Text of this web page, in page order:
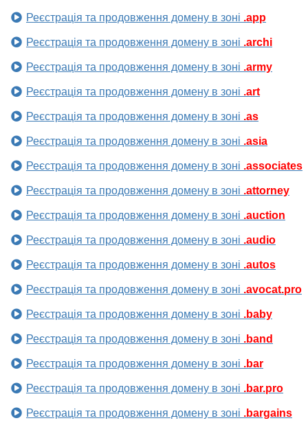
Реєстрація та продовження домену в зоні .app
Реєстрація та продовження домену в зоні .archi
Реєстрація та продовження домену в зоні .army
Реєстрація та продовження домену в зоні .art
Реєстрація та продовження домену в зоні .as
Реєстрація та продовження домену в зоні .asia
Реєстрація та продовження домену в зоні .associates
Реєстрація та продовження домену в зоні .attorney
Реєстрація та продовження домену в зоні .auction
Реєстрація та продовження домену в зоні .audio
Реєстрація та продовження домену в зоні .autos
Реєстрація та продовження домену в зоні .avocat.pro
Реєстрація та продовження домену в зоні .baby
Реєстрація та продовження домену в зоні .band
Реєстрація та продовження домену в зоні .bar
Реєстрація та продовження домену в зоні .bar.pro
Реєстрація та продовження домену в зоні .bargains